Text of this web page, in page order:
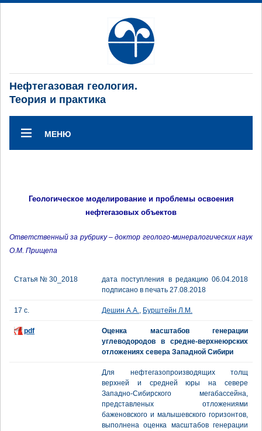
Нефтегазовая геология.
Теория и практика
МЕНЮ
Геологическое моделирование и проблемы освоения
нефтегазовых объектов
Ответственный за рубрику – доктор геолого-минералогических наук
О.М. Прищепа
Статья № 30_2018
дата поступления в редакцию 06.04.2018
подписано в печать 27.08.2018
17 с. Дешин А.А., Бурштейн Л.М.
pdf
Оценка масштабов генерации
углеводородов в средне-верхнеюрских
отложениях севера Западной Сибири
Для нефтегазопроизводящих толщ
верхней и средней юры на севере
Западно-Сибирского мегабассейна,
представленых отложениями
баженовского и малышевского горизонтов,
выполнена оценка масштабов генерации